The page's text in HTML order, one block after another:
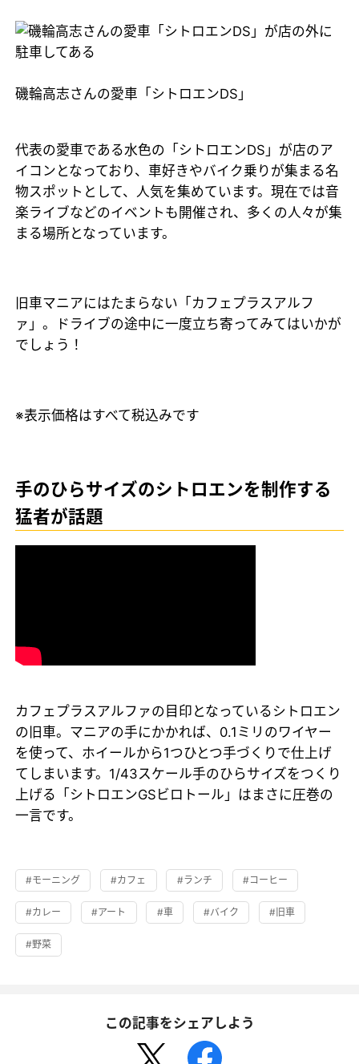
磯輪高志さんの愛車「シトロエンDS」
代表の愛車である水色の「シトロエンDS」が店のア
イコンとなっており、車好きやバイク乗りが集まる名
物スポットとして、人気を集めています。現在では音
楽ライブなどのイベントも開催され、多くの人々が集
まる場所となっています。
旧車マニアにはたまらない「カフェプラスアルフ
ァ」。ドライブの途中に一度立ち寄ってみてはいかが
でしょう！
※表示価格はすべて税込みです
手のひらサイズのシトロエンを制作する
猛者が話題
カフェプラスアルファの目印となっているシトロエン
の旧車。マニアの手にかかれば、0.1ミリのワイヤー
を使って、ホイールから1つひとつ手づくりで仕上げ
てしまいます。1/43スケール手のひらサイズをつくり
上げる「シトロエンGSビロトール」はまさに圧巻の
一言です。
#モーニング #カフェ #ランチ #コーヒー
#カレー #アート #車 #バイク #旧車
#野菜
この記事をシェアしよう